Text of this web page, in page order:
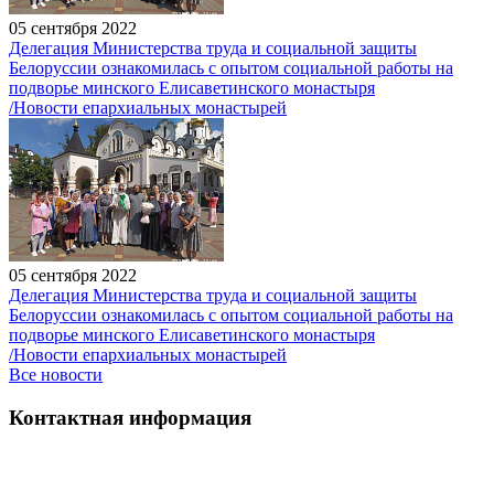
05 сентября 2022
Делегация Министерства труда и социальной защиты
Белоруссии ознакомилась с опытом социальной работы на
подворье минского Елисаветинского монастыря
/Новости епархиальных монастырей
05 сентября 2022
Делегация Министерства труда и социальной защиты
Белоруссии ознакомилась с опытом социальной работы на
подворье минского Елисаветинского монастыря
/Новости епархиальных монастырей
Все новости
Контактная информация